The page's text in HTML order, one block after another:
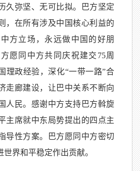
久弥坚、无可比拟。巴方坚定
，在所有涉及中国核心利益的
方立场，永远做中国的好朋
愿同中方共同庆祝建交75周
理政经验，深化“一带一路”合
走廊建设，让巴中关系不断向
人民。感谢中方支持巴方斡旋
主席就中东局势提出的四点主
导性方案。巴方愿同中方密切
界和平稳定作出贡献。